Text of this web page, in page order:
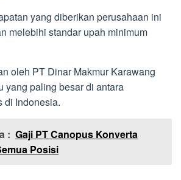
yang diberikan perusahaan ini
melebihi standar upah minimum
oleh PT Dinar Makmur Karawang
yang paling besar di antara
di Indonesia.
: Gaji PT Canopus Konverta
Posisi